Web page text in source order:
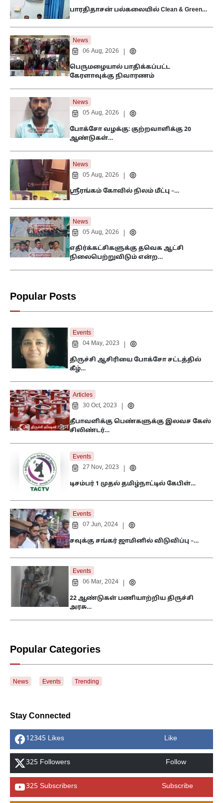
பாரதிதாசன் பல்கலையில் Clean & Green…
News
06 Aug, 2026
பெருமழையால் பாதிக்கப்பட்ட
கேரளாவுக்கு நிவாரணம்
News
05 Aug, 2026
போக்சோ வழக்கு: குற்றவாளிக்கு 20
ஆண்டுகள்…
News
05 Aug, 2026
ஸ்ரீரங்கம் கோவில் நிலம் மீட்பு –…
News
05 Aug, 2026
எதிர்க்கட்சிகளுக்கு தவெக ஆட்சி
நிலைபெற்றுவிடும் என்ற…
Popular Posts
Events
04 May, 2023
திருச்சி ஆசிரியை போக்சோ சட்டத்தில்
கீழ்…
Articles
30 Oct, 2023
தீபாவளிக்கு பெண்களுக்கு இலவச கேஸ்
சிலிண்டர்…
Events
27 Nov, 2023
டிசம்பர் 1 முதல் தமிழ்நாட்டில் கேபிள்…
Events
07 Jun, 2024
சவுக்கு சங்கர் ஜாமினில் விடுவிப்பு –…
Events
06 Mar, 2024
22 ஆண்டுகள் பணியாற்றிய திருச்சி
அரசு…
Popular Categories
News Events Trending
Stay Connected
12345 Likes Like
325 Followers Follow
325 Subscribers Subscribe